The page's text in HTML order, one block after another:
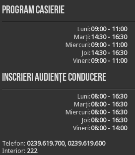
Program casierie
Luni:09:00 - 11:00
Marți:14:30 - 16:30
Miercuri:09:00 - 11:00
Joi:14:30 - 16:30
Vineri:09:00 - 11:00
Inscrieri audiențe conducere
Luni:08:00 - 16:30
Marți:08:00 - 16:30
Miercuri:08:00 - 16:30
Joi:08:00 - 16:30
Vineri:08:00 - 14:00
Telefon:0239.619.700, 0239.619.600
Interior: 222